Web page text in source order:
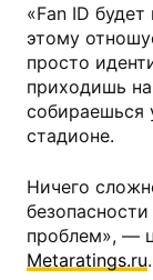
«Fan ID
этому
просто
приходишь
собираешься
стадионе.
Ничего
проблем», —
Metaratings.ru.